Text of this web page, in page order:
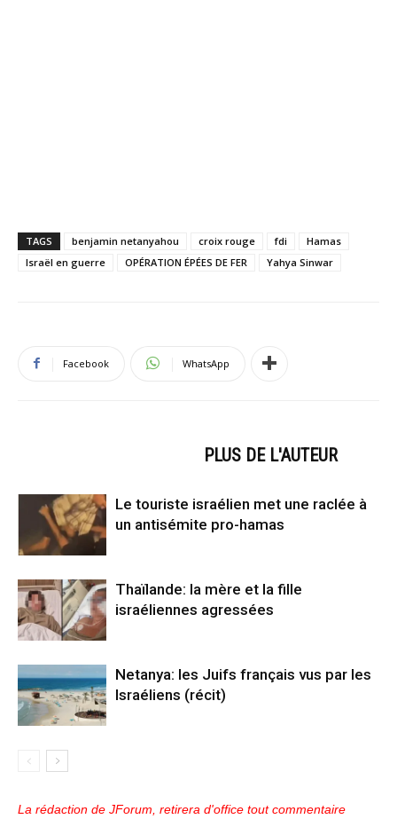
TAGS benjamin netanyahou croix rouge fdi
Hamas
Israël en guerre
OPÉRATION ÉPÉES DE FER Yahya Sinwar
Facebook WhatsApp
PLUS DE L'AUTEUR
Le touriste israélien met une raclée à
un antisémite pro-hamas
Thaïlande: la mère et la fille
israéliennes agressées
Netanya: les Juifs français vus par les
Israéliens (récit)
La rédaction de JForum, retirera d'office tout commentaire